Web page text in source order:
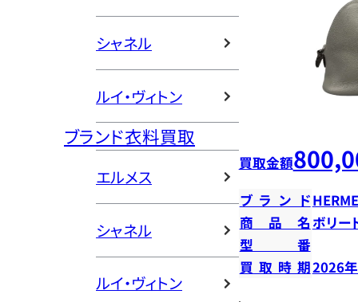
シャネル
ルイ・ヴィトン
ブランド衣料買取
エルメス
シャネル
ルイ・ヴィトン
買取金額
ブランド
商品名ボリー
型番
買取時期2026